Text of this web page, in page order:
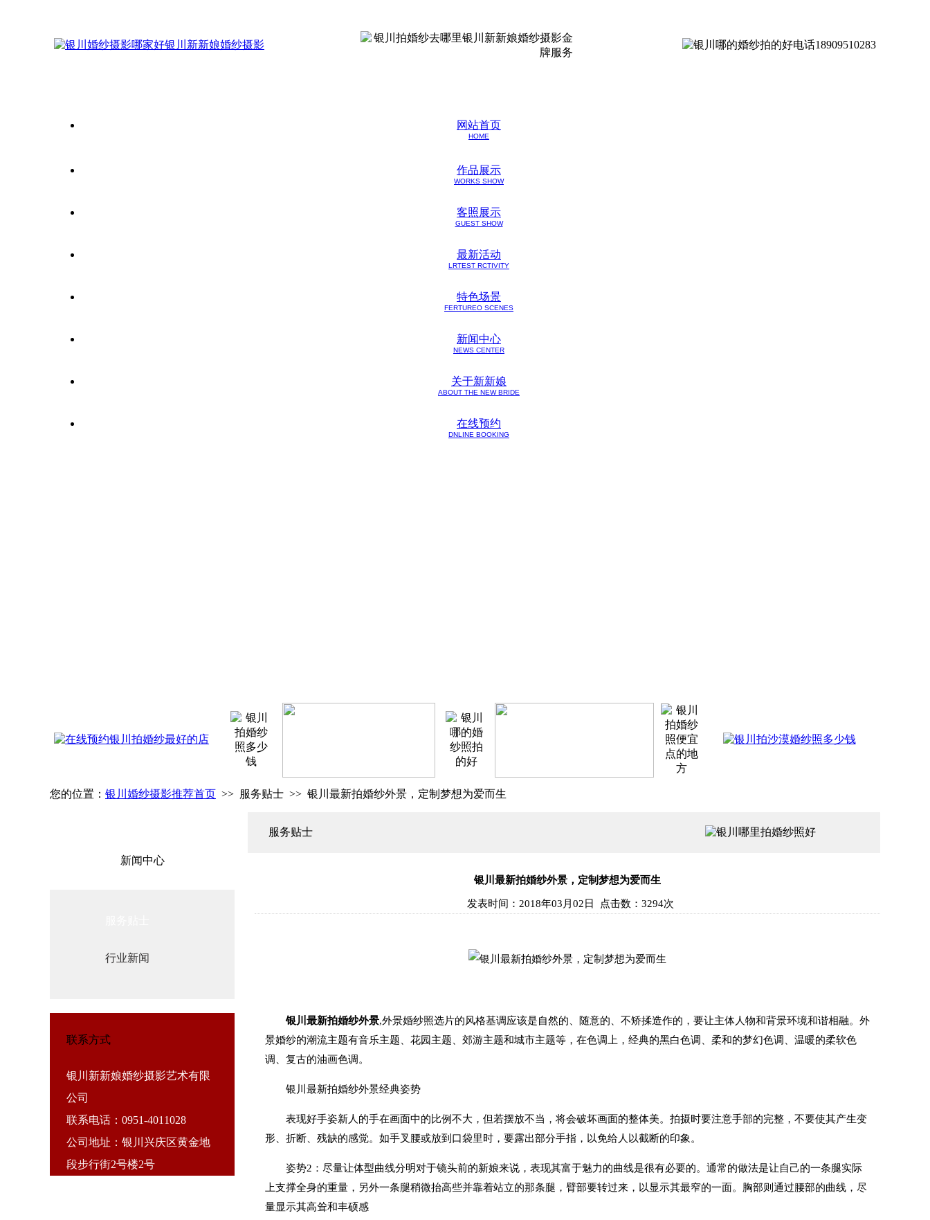
网站首页
HOME
作品展示
WORKS SHOW
客照展示
GUEST SHOW
最新活动
LRTEST RCTIVITY
特色场景
FERTUREO SCENES
新闻中心
NEWS CENTER
关于新新娘
ABOUT THE NEW BRIDE
在线预约
DNLINE BOOKING
您的位置： 银川婚纱摄影推荐首页 >> 服务贴士 >> 银川最新拍婚纱外景，定制梦想为爱而生
新闻中心
行业新闻
联系方式
银川新新娘婚纱摄影艺术有限
公司
联系电话：0951-4011028
公司地址：银川兴庆区黄金地
段步行街2号楼2号
服务贴士
银川最新拍婚纱外景，定制梦想为爱而生
发表时间： 2018年03月02日 点击数：3294次
银川最新拍婚纱外景,外景婚纱照选片的风格基调应该是自然的、随意的、不矫揉造作的，要让主体人物和背景环境和谐相融。外
景婚纱的潮流主题有音乐主题、花园主题、郊游主题和城市主题等，在色调上，经典的黑白色调、柔和的梦幻色调、温暖的柔软色
调、复古的油画色调。
银川最新拍婚纱外景经典姿势
表现好手姿新人的手在画面中的比例不大，但若摆放不当，将会破坏画面的整体美。拍摄时要注意手部的完整，不要使其产生变
形、折断、残缺的感觉。如手叉腰或放到口袋里时，要露出部分手指，以免给人以截断的印象。
姿势2：尽量让体型曲线分明对于镜头前的新娘来说，表现其富于魅力的曲线是很有必要的。通常的做法是让自己的一条腿实际
上支撑全身的重量，另外一条腿稍微抬高些并靠着站立的那条腿，臂部要转过来，以显示其最窄的一面。胸部则通过腰部的曲线，尽
量显示其高耸和丰硕感